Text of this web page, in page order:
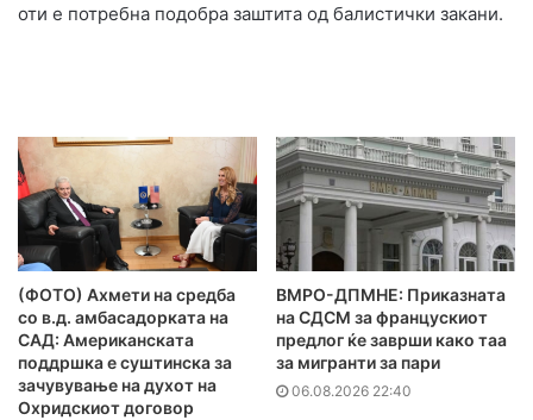
оти е потребна подобра заштита од балистички закани.
(ФОТО) Ахмети на средба
со в.д. амбасадорката на
САД: Американската
поддршка е суштинска за
зачувување на духот на
Охридскиот договор
ВМРО-ДПМНЕ: Приказната
на СДСМ за францускиот
предлог ќе заврши како таа
за мигранти за пари
06.08.2026 22:40